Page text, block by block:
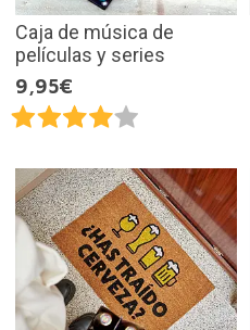
Caja de música de
películas y series
9,95€